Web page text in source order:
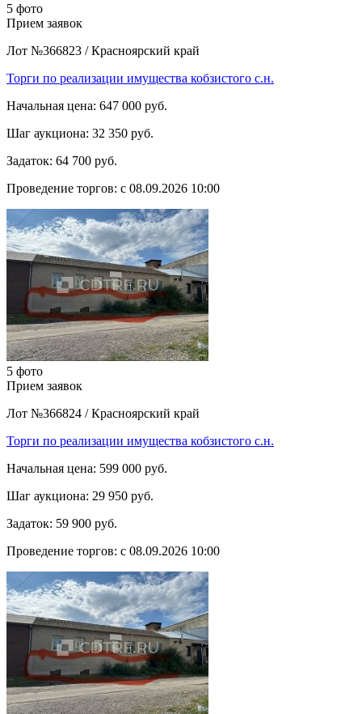
5 фото
Прием заявок
Лот №366823 / Красноярский край
Торги по реализации имущества кобзистого с.н.
Начальная цена: 647 000 руб.
Шаг аукциона: 32 350 руб.
Задаток: 64 700 руб.
Проведение торгов: с 08.09.2026 10:00
5 фото
Прием заявок
Лот №366824 / Красноярский край
Торги по реализации имущества кобзистого с.н.
Начальная цена: 599 000 руб.
Шаг аукциона: 29 950 руб.
Задаток: 59 900 руб.
Проведение торгов: с 08.09.2026 10:00